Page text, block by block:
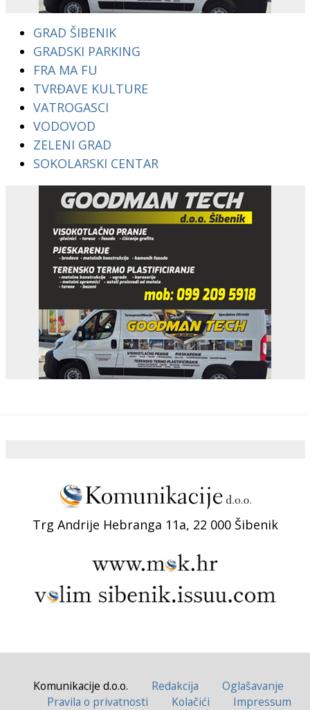
GRAD ŠIBENIK
GRADSKI PARKING
FRA MA FU
TVRĐAVE KULTURE
VATROGASCI
VODOVOD
ZELENI GRAD
SOKOLARSKI CENTAR
Trg Andrije Hebranga 11a, 22 000 Šibenik
Komunikacije d.o.o. Redakcija
Oglašavanje
Pravila o privatnosti
Kolačići
Impressum